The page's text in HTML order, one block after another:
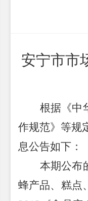
安宁市市
根据《中
作规范》等规
息公告如下：
本期公布
蜂产品、糕点